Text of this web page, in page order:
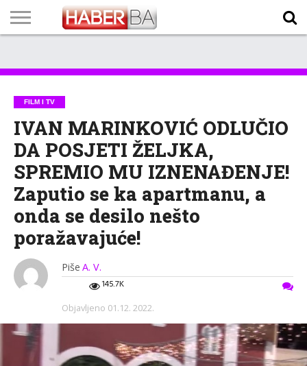
TECH
PROGRAM
PROGNOZA
PUTEVIMA
LISTA
NAMA
FILM I TV
IVAN MARINKOVIĆ ODLUČIO
DA POSJETI ŽELJKA,
SPREMIO MU IZNENAĐENJE!
Zaputio se ka apartmanu, a
onda se desilo nešto
poražavajuće!
Piše A. V.
145.7K
Objavljeno 01.12. 2022.